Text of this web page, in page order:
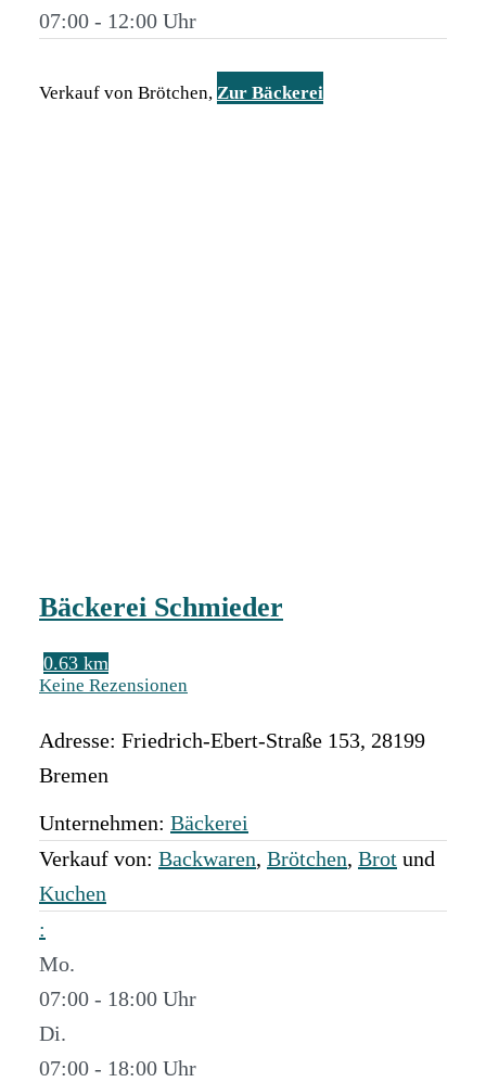
07:00 - 12:00
Verkauf von Brötchen, Zur Bäckerei
Bäckerei Schmieder
0.63 km
Keine Rezensionen
Adresse: Friedrich-Ebert-Straße 153, 28199
Bremen
Unternehmen: Bäckerei
Verkauf von: Backwaren, Brötchen, Brot und
Kuchen
:
Mo.
07:00 - 18:00
Di.
07:00 - 18:00